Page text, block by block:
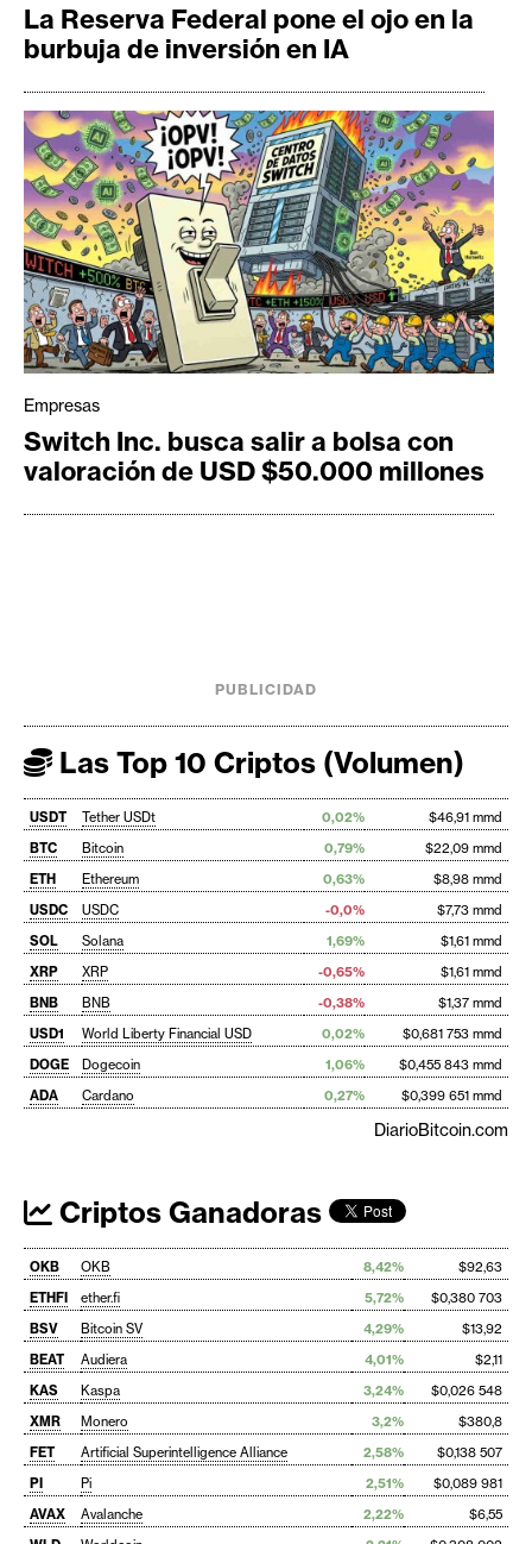
La Reserva Federal pone el ojo en la
burbuja de inversión en IA
Empresas
Switch Inc. busca salir a bolsa con
valoración de USD $50.000 millones
PUBLICIDAD
Las Top 10 Criptos (Volumen)
USDT Tether USDt 0,02%
$46,91 mmd
BTC
Bitcoin 0,79%
$22,09 mmd
ETH
Ethereum 0,63%
$8,98 mmd
USDC
USDC -0,0%
$7,73 mmd
SOL
Solana 1,69%
$1,61 mmd
XRP
XRP -0,65%
$1,61 mmd
BNB
BNB -0,38%
$1,37 mmd
USD1
World Liberty Financial USD 0,02%
$0,681 753 mmd
DOGE
Dogecoin 1,06%
$0,455 843 mmd
ADA
Cardano 0,27% $0,399 651 mmd
DiarioBitcoin.com
Criptos Ganadoras
OKB OKB 8,42%
$92,63
ETHFI
ether.fi 5,72%
$0,380 703
BSV
Bitcoin SV 4,29%
$13,92
BEAT
Audiera 4,01%
$2,11
KAS
Kaspa 3,24%
$0,026 548
XMR
Monero 3,2%
$380,8
FET
Artificial Superintelligence Alliance 2,58%
$0,138 507
PI
Pi 2,51%
$0,089 981
AVAX
Avalanche 2,22%
$6,55